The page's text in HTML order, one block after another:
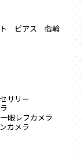
ピアス 指輪
サリー
一眼レフカメラ
カメラ